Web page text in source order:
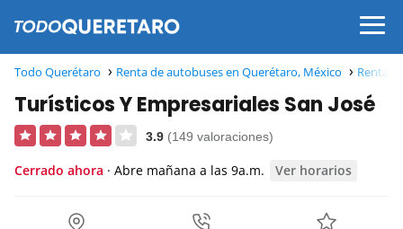
Todo Querétaro Renta de autobuses en Querétaro, México Renta
Turísticos Y Empresariales San José
3.9 (149 valoraciones)
Cerrado ahora · Abre mañana a las 9a.m. Ver horarios